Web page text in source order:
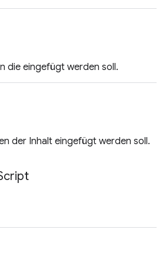
die eingefügt werden soll.
der Inhalt eingefügt werden soll.